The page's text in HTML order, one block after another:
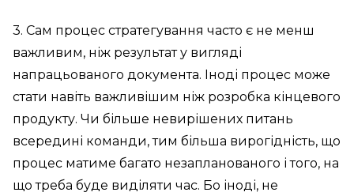
3. Сам процес стратегування часто є не менш
важливим, ніж результат у вигляді
напрацьованого документа. Іноді процес може
стати навіть важливішим ніж розробка кінцевого
продукту. Чи більше невирішених питань
всередині команди, тим більша вирогідність, що
процес матиме багато незапланованого і того, на
що треба буде виділяти час. Бо іноді, не